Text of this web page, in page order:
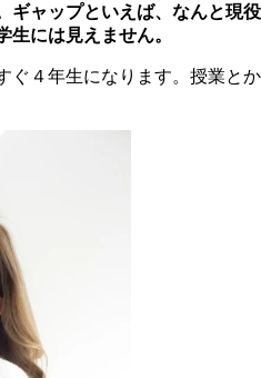
ャップといえば、なんと現役
には見えません。
ぐ４年生になります。授業とか